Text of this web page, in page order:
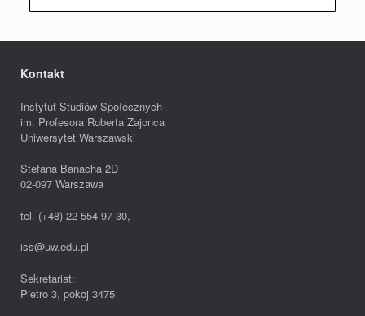
Kontakt
Instytut Studiów Społecznych
im. Profesora Roberta Zajonca
Uniwersytet Warszawski
Stefana Banacha 2D
02-097 Warszawa
tel. (+48) 22 554 97 30,
iss@uw.edu.pl
Sekretariat:
Pietro 3, pokoj 3475